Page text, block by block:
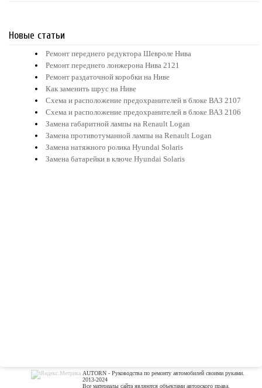
Новые статьи
Ремонт переднего редуктора Шевроле Нива
Ремонт переднего лонжерона Нива 2121
Ремонт раздаточной коробки на Ниве
Как заменить шрус на Ниве
Схема и расположение предохранителей в блоке ВАЗ 2107
Схема и расположение предохранителей в блоке ВАЗ 2106
Замена габаритной лампы на Renault Logan
Замена противотуманной лампы на Renault Logan
Замена натяжного ролика Hyundai Solaris
Замена батарейки в ключе Hyundai Solaris
AUTORN - Руководства по ремонту автомобилей своими руками.
2013-2024
Все материалы сайта являются объектами авторского права.